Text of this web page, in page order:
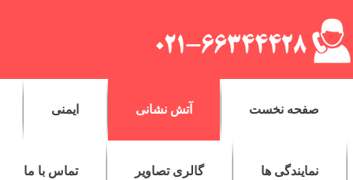
صفحه نخست آتش نشانی ایمنی
نمایندگی ها گالری تصاویر تماس با ما